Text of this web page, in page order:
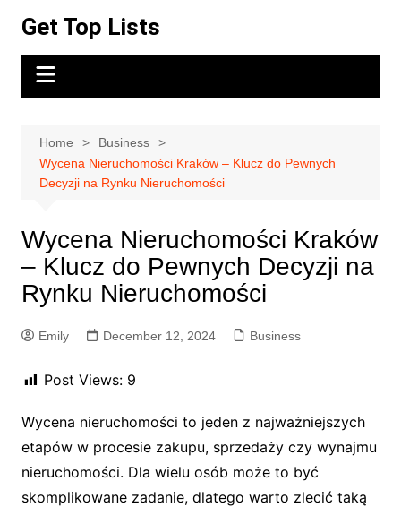
content
Get Top Lists
Home
Business
Wycena Nieruchomości Kraków – Klucz do Pewnych
Decyzji na Rynku Nieruchomości
Wycena Nieruchomości Kraków
– Klucz do Pewnych Decyzji na
Rynku Nieruchomości
Emily December 12, 2024 Business
Post Views: 9
Wycena nieruchomości to jeden z najważniejszych
etapów w procesie zakupu, sprzedaży czy wynajmu
nieruchomości. Dla wielu osób może to być
skomplikowane zadanie, dlatego warto zlecić taką